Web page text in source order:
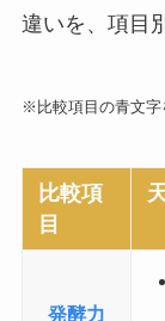
違いを、項目
※比較項目の青文字
比較項
目
発酵力